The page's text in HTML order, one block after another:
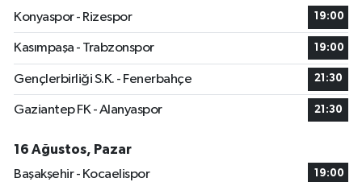
Konyaspor - Rizespor
19:00
Kasımpaşa - Trabzonspor 19:00
Gençlerbirliği S.K. - Fenerbahçe 21:30
Gaziantep FK - Alanyaspor 21:30
16 Ağustos, Pazar
Başakşehir - Kocaelispor
19:00